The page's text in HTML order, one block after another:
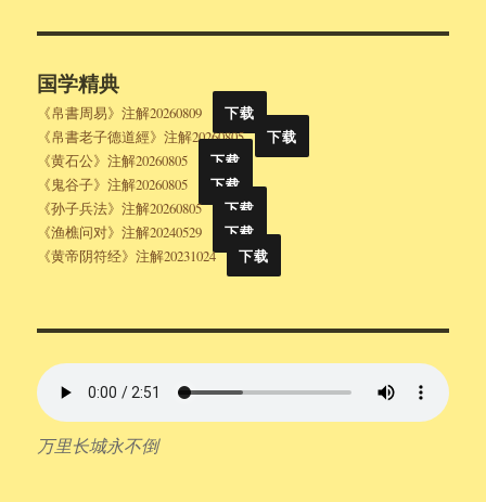
国学精典
《帛書周易》注解20260809
下载
《帛書老子德道經》注解20260805
下载
《黄石公》注解20260805
下载
《鬼谷子》注解20260805
下载
《孙子兵法》注解20260805
下载
《渔樵问对》注解20240529
下载
《黄帝阴符经》注解20231024
下载
万里长城永不倒